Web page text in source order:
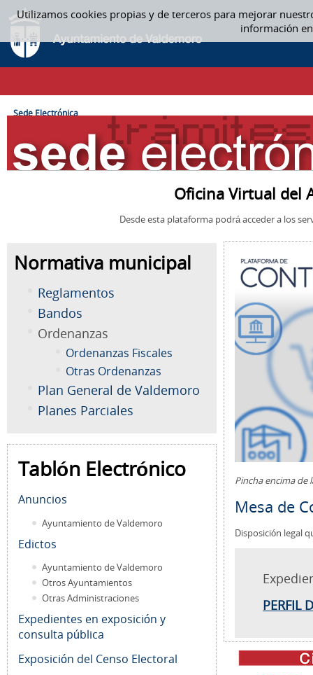
Utilizamos cookies propias y de terceros para mejorar
información
Saltar al contenido
SEDE ELECTRÓNICA
CAMINO DE MIGAS
Sede Electrónica
Oficina Virtual del
Desde esta plataforma podrá acceder a los
Normativa municipal
Reglamentos
Bandos
Ordenanzas
Ordenanzas Fiscales
Otras Ordenanzas
Plan General de Valdemoro
Planes Parciales
Tablón Electrónico
Anuncios
Ayuntamiento de Valdemoro
Edictos
Ayuntamiento de Valdemoro
Otros Ayuntamientos
Otras Administraciones
Expedientes en exposición y
consulta pública
Exposición del Censo Electoral
Pincha encima de
Mesa de
Disposición legal
PERFIL